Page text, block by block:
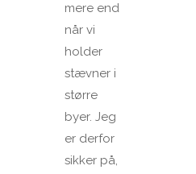
mere end
når vi
holder
stævner i
større
byer. Jeg
er derfor
sikker på,